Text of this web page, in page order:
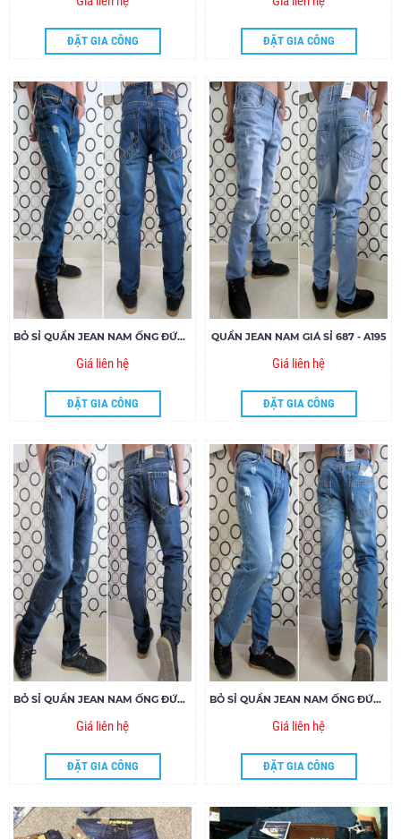
ĐẶT GIA CÔNG ĐẶT GIA CÔNG
BỎ SỈ QUẦN JEAN NAM ỐNG ĐỨNG GYRO MAXX 1000047
Giá liên hệ
ĐẶT GIA CÔNG
QUẦN JEAN NAM GIÁ SỈ 687 - A195
Giá liên hệ
ĐẶT GIA CÔNG
BỎ SỈ QUẦN JEAN NAM ỐNG ĐỨNG 1000060
Giá liên hệ
ĐẶT GIA CÔNG
BỎ SỈ QUẦN JEAN NAM ỐNG ĐỨNG 1000050
Giá liên hệ
ĐẶT GIA CÔNG